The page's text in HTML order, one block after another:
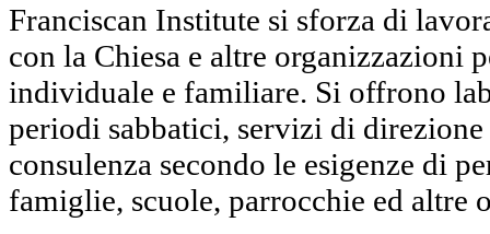
Franciscan Institute si sforza di
con la Chiesa e altre organizzazioni
individuale e familiare. Si offrono
periodi sabbatici, servizi di
consulenza secondo le esigenze di
famiglie, scuole, parrocchie ed altre